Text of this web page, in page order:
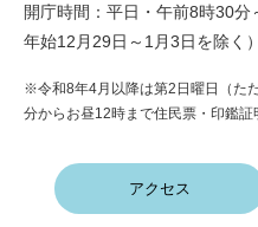
開庁時間：平日・午前8時30
年始12月29日～1月3日を除く）
※令和8年4月以降は第2日曜日（た
分からお昼12時まで住民票・印鑑
アクセス